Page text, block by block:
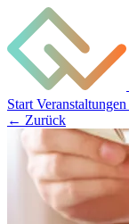
Start Veranstaltungen
← Zurück